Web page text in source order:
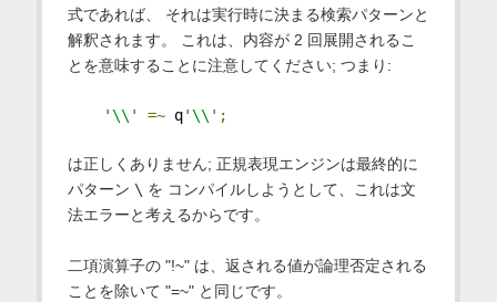
式であれば、 それは実行時に決まる検索パターンと
解釈されます。 これは、内容が 2 回展開されるこ
とを意味することに注意してください; つまり:
'\\' =~ q'\\' ;
は正しくありません; 正規表現エンジンは最終的に
パターン \ を コンパイルしようとして、これは文
法エラーと考えるからです。
二項演算子の "!~" は、返される値が論理否定される
ことを除いて "=~" と同じです。